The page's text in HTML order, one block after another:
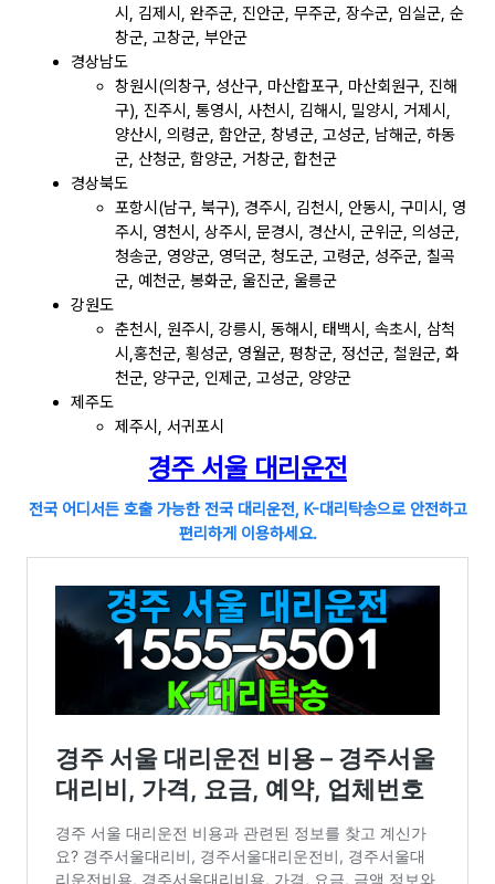
시, 김제시, 완주군, 진안군, 무주군, 장수군, 임실군, 순
창군, 고창군, 부안군
경상남도
창원시(의창구, 성산구, 마산합포구, 마산회원구, 진해
구), 진주시, 통영시, 사천시, 김해시, 밀양시, 거제시,
양산시, 의령군, 함안군, 창녕군, 고성군, 남해군, 하동
군, 산청군, 함양군, 거창군, 합천군
경상북도
포항시(남구, 북구), 경주시, 김천시, 안동시, 구미시, 영
주시, 영천시, 상주시, 문경시, 경산시, 군위군, 의성군,
청송군, 영양군, 영덕군, 청도군, 고령군, 성주군, 칠곡
군, 예천군, 봉화군, 울진군, 울릉군
강원도
춘천시, 원주시, 강릉시, 동해시, 태백시, 속초시, 삼척
시,홍천군, 횡성군, 영월군, 평창군, 정선군, 철원군, 화
천군, 양구군, 인제군, 고성군, 양양군
제주도
제주시, 서귀포시
경주 서울 대리운전
전국 어디서든 호출 가능한 전국 대리운전, K-대리탁송으로 안전하고
편리하게 이용하세요.